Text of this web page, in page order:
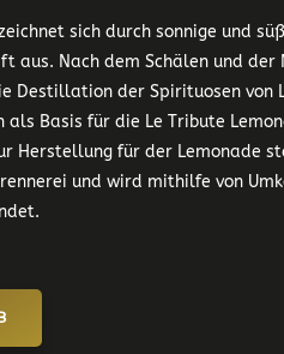
sich durch sonnige und
aus. Nach dem Schälen und der
Destillation der Spirituosen von
Basis für die Le Tribute
Herstellung für der Lemonade
und wird mithilfe von